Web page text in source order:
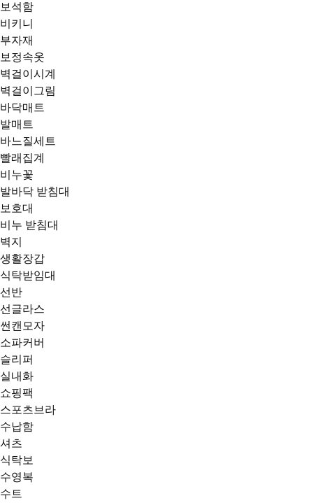
보석함
비키니
부자재
보정속옷
벽걸이시계
벽걸이그림
바닥매트
발매트
바느질세트
빨래집계
비누꽃
발바닥 받침대
보호대
비누 받침대
벽지
생활장갑
식탁받임대
선반
선글라스
썬캔모자
소파커버
슬리퍼
실내화
쇼핑팩
스포츠브라
수납함
셔츠
식탁보
수영복
수트